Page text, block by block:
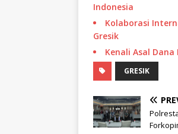
Indonesia
Kolaborasi
Gresik
Kenali Asal
GRESIK